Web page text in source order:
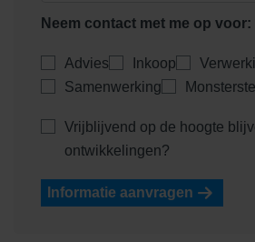
Neem contact met me op voor:
Advies Inkoop
Samenwerking
Vrijblijvend op de hoogte
ontwikkelingen?
Informatie aanvragen